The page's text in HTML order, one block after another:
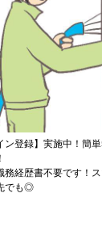
ン登録】実施中！簡
務経歴書不要です！
でも◎